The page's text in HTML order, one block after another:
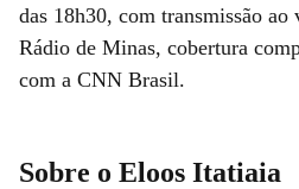
das 18h30, com transmissão
Rádio de Minas, cobertura
com a CNN Brasil.
Sobre o Eloos Itatiaia